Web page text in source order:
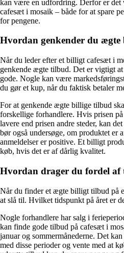
kan være en udfordring. Derfor er det
cafesæt i mosaik – både for at spare
for pengene.
Hvordan genkender du
Når du leder efter et billigt cafesæt i
genkende ægte tilbud. Det er vigtigt
gode. Nogle kan være
du gør et kup, når du faktisk betaler
For at genkende ægte billige tilbud
forskellige forhandlere. Hvis prisen
lavere end prisen andre steder, kan
bør også undersøge, om produktet er
anmeldelser er positive. Et billigt
køb, hvis det er af dårlig kvalitet.
Hvordan drager du fordel af
Når du finder et ægte billigt tilbud på
at slå til. Hvilket tidspunkt på året er
Nogle forhandlere har salg i
kan finde gode tilbud på cafesæt i
januar og sommermånederne. Det
med disse perioder og vente med at